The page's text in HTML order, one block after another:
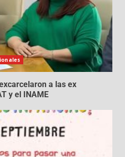
a las ex
y el INAME